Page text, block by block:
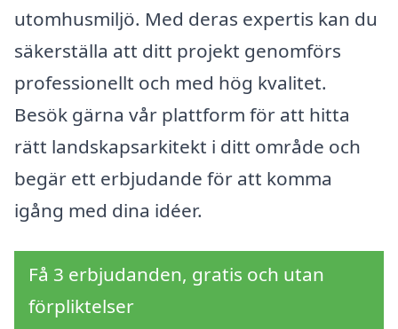
utomhusmiljö. Med deras expertis kan du
säkerställa att ditt projekt genomförs
professionellt och med hög kvalitet.
Besök gärna vår plattform för att hitta
rätt landskapsarkitekt i ditt område och
begär ett erbjudande för att komma
igång med dina idéer.
Få 3 erbjudanden, gratis och utan
förpliktelser